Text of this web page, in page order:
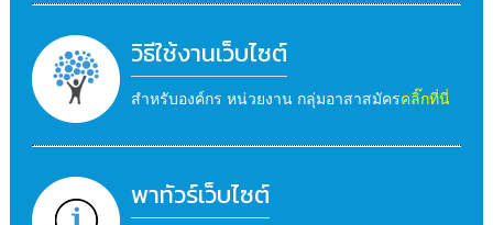
วิธีใช้งานเว็บไซต์
สำหรับองค์กร หน่วยงาน กลุ่มอาสาสมัครคลิ๊กที่นี่
พาทัวร์เว็บไซต์